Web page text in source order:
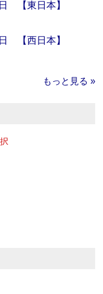
【東日本】
【西日本】
もっと見る »